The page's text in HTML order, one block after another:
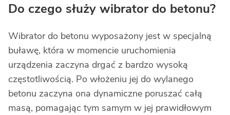
Do czego służy wibrator do betonu?
Wibrator do betonu wyposażony jest w specjalną
buławę, która w momencie uruchomienia
urządzenia zaczyna drgać z bardzo wysoką
częstotliwością. Po włożeniu jej do wylanego
betonu zaczyna ona dynamiczne poruszać całą
masą, pomagając tym samym w jej prawidłowym